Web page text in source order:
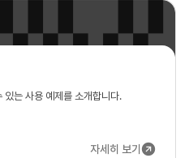
있는 사용 예제를 소개합니다.
자세히 보기